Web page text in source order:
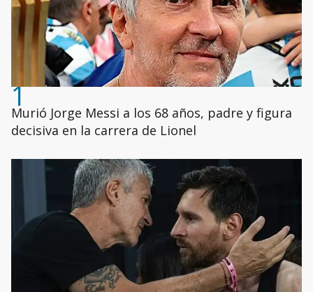
1
Murió Jorge Messi a los 68 años, padre y figura
decisiva en la carrera de Lionel